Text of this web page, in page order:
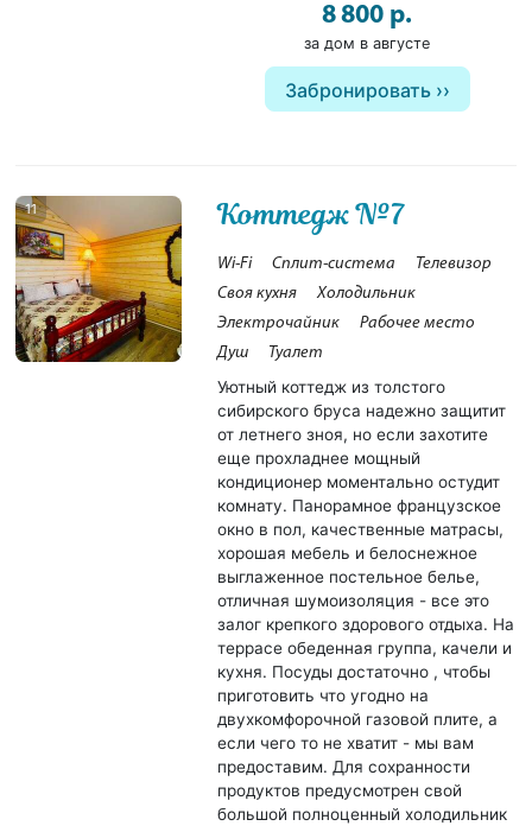
8 800 р.
за дом в августе
Забронировать
11 Коттедж №7
Wi-Fi Сплит-система
Телевизор
Своя кухня
Холодильник
Электрочайник
Рабочее место
Душ
Туалет
Уютный коттедж из толстого
сибирского бруса надежно защитит
от летнего зноя, но если захотите
еще прохладнее мощный
кондиционер моментально остудит
комнату. Панорамное французское
окно в пол, качественные матрасы,
хорошая мебель и белоснежное
выглаженное постельное белье,
отличная шумоизоляция - все это
залог крепкого здорового отдыха. На
террасе обеденная группа, качели и
кухня. Посуды достаточно , чтобы
приготовить что угодно на
двухкомфорочной газовой плите, а
если чего то не хватит - мы вам
предоставим. Для сохранности
продуктов предусмотрен свой
большой полноценный холодильник